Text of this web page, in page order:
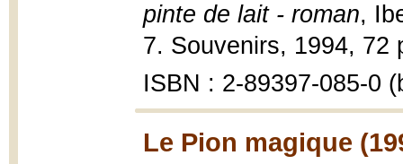
pinte de lait - roman,
7. Souvenirs, 1994, 72
ISBN : 2-89397-085-0
Le Pion magique